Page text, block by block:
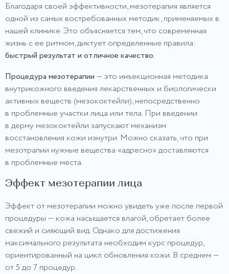
Благодаря своей эффективности, мезотерапия является
одной из самых востребованных методик, применяемых в
нашей клинике. Это объясняется тем, что современная
жизнь с ее ритмом, диктует определенные правила:
быстрый результат и отличное качество.
Процедура мезотерапии — это инъекционная методика
внутрикожного введения лекарственных и биологически
активных веществ (мезококтейли), непосредственно
в проблемные участки лица или тела. При введении
в дерму мезококтейли запускают механизм
восстановления кожи изнутри. Можно сказать, что при
мезотрапии нужные вещества «адресно» доставляются
в проблемные места.
Эффект мезотерапии лица
Эффект от мезотерапии можно увидеть уже после первой
процедуры — кожа насыщается влагой, обретает более
свежий и сияющий вид. Однако для достижения
максимального результата необходим курс процедур,
ориентированный на цикл обновления кожи. В среднем —
от 5 до 7 процедур.